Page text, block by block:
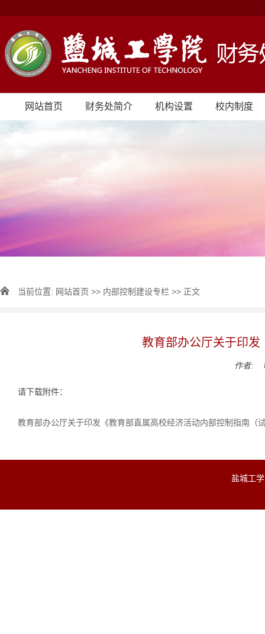
网站首页 财务处简介 机构设置 校内制度
当前位置: 网站首页 >> 内部控制建设专栏 >> 正文
教育部办公厅关于印
作者:
请下载附件：
教育部办公厅关于印发《教育部直属高校经济活动内部控制指南（
盐城工